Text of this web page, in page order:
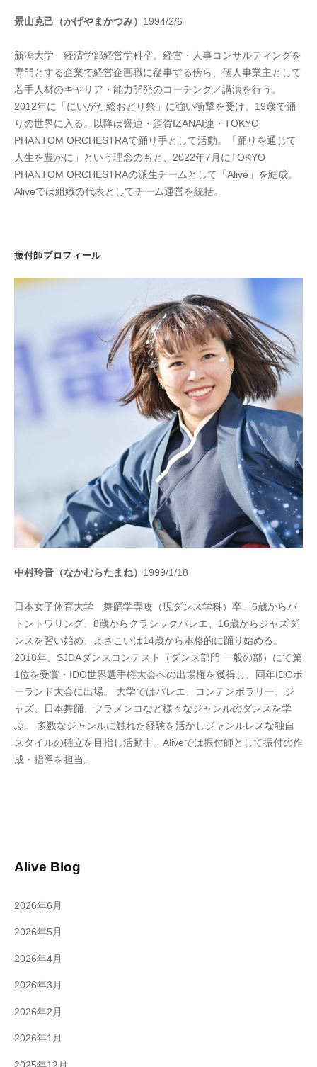
景山克己（かげやまかつみ） 1994/2/6
新潟大学 経済学部経営学科卒。経営・人事コンサルティングを
専門とする企業で経営企画職に従事する傍ら、個人事業主として
若手人材のキャリア・能力開発のコーチング／講演を行う。
2012年に「にいがた総おどり祭」に強い衝撃を受け、19歳で踊
りの世界に入る。以降は響連・須賀IZANAI連・TOKYO
PHANTOM ORCHESTRAで踊り手として活動。「踊りを通じて
人生を豊かに」という理念のもと、2022年7月にTOKYO
PHANTOM ORCHESTRAの派生チームとして「Alive」を結成。
Aliveでは組織の代表としてチーム運営を統括。
振付師プロフィール
中村玲音（なかむらたまね） 1999/1/18
日本女子体育大学 舞踊学専攻（現ダンス学科）卒。6歳からバ
トントワリング、8歳からクラシックバレエ、16歳からジャズダ
ンスを習い始め、よさこいは14歳から本格的に踊り始める。
2018年、SJDAダンスコンテスト（ダンス部門 一般の部）にて第
1位を受賞・IDO世界選手権大会への出場権を獲得し、同年IDOポ
ーランド大会に出場。 大学ではバレエ、コンテンポラリー、ジ
ャズ、日本舞踊、フラメンコなど様々なジャンルのダンスを学
ぶ。
多数なジャンルに触れた経験を活かしジャンルレスな独自
スタイルの確立を目指し活動中。 Aliveでは振付師として振付の作
成・指導を担当。
Alive Blog
2026年6月
2026年5月
2026年4月
2026年3月
2026年2月
2026年1月